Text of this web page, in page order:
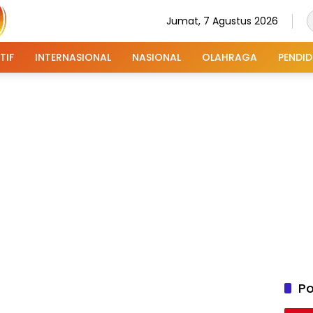
Jumat, 7 Agustus 2026
INTERNASIONAL NASIONAL OLAHRAGA